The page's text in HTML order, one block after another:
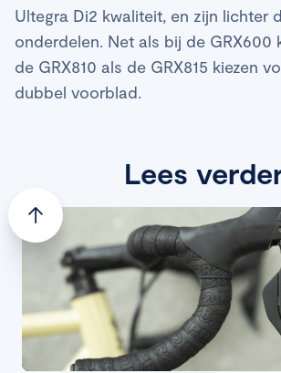
Ultegra Di2 kwaliteit, en zijn lichter
onderdelen. Net als bij de GRX600
de GRX810 als de GRX815 kiezen
dubbel voorblad.
Lees